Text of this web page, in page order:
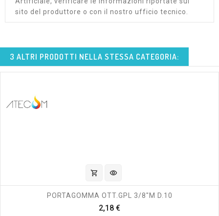
sito del produttore o con il nostro ufficio tecnico.
3 ALTRI PRODOTTI NELLA STESSA CATEGORIA:
shopping_cart visibility
PORTAGOMMA OTT.GPL 3/8"M D.10
2,18 €Prezzo